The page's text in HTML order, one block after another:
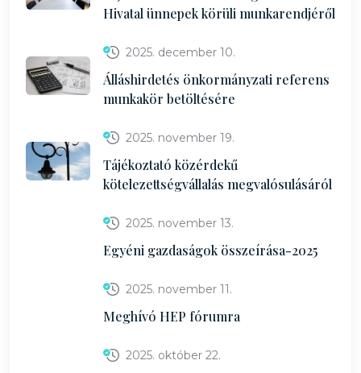
Hivatal ünnepek körüli munkarendjéről
2025. december 10.
Álláshirdetés önkormányzati referens
munkakör betöltésére
2025. november 19.
Tájékoztató közérdekű
kötelezettségvállalás megvalósulásáról
2025. november 13.
Egyéni gazdaságok összeírása-2025
2025. november 11.
Meghívó HEP fórumra
2025. október 22.